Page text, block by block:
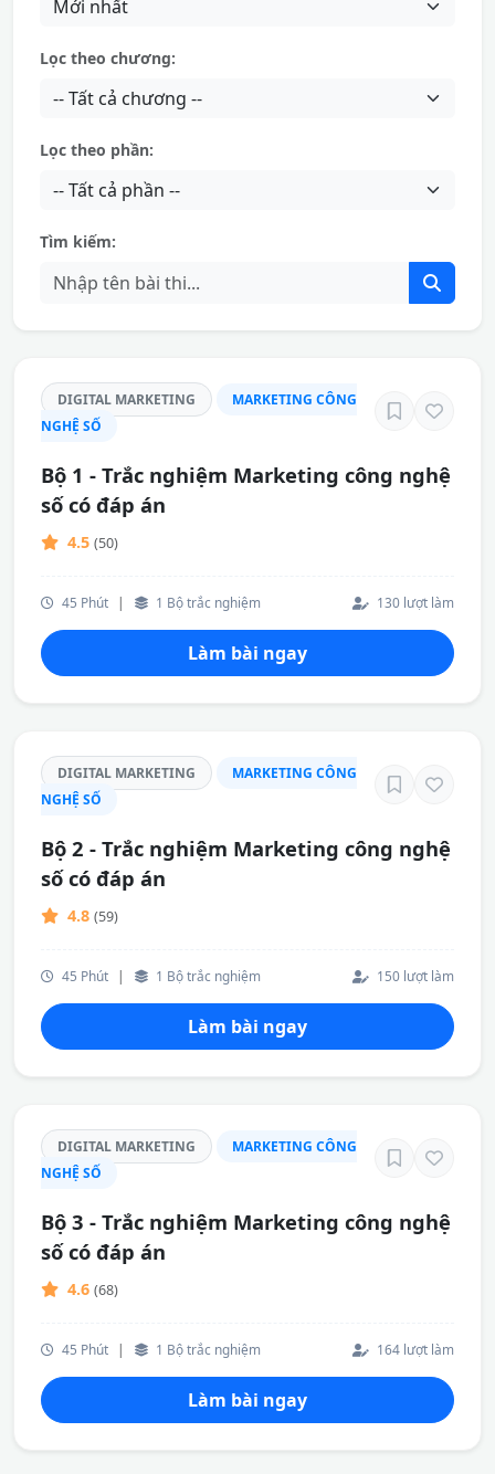
Lọc theo chương:
Lọc theo phần:
Tìm kiếm:
DIGITAL MARKETING
MARKETING CÔNG
NGHỆ SỐ
Bộ 1 - Trắc nghiệm Marketing công nghệ
số có đáp án
4.5 (50)
45 Phút | 1 Bộ trắc nghiệm 130 lượt làm
Làm bài ngay
DIGITAL MARKETING
MARKETING CÔNG
NGHỆ SỐ
Bộ 2 - Trắc nghiệm Marketing công nghệ
số có đáp án
4.8 (59)
45 Phút | 1 Bộ trắc nghiệm 150 lượt làm
Làm bài ngay
DIGITAL MARKETING
MARKETING CÔNG
NGHỆ SỐ
Bộ 3 - Trắc nghiệm Marketing công nghệ
số có đáp án
4.6 (68)
45 Phút | 1 Bộ trắc nghiệm 164 lượt làm
Làm bài ngay